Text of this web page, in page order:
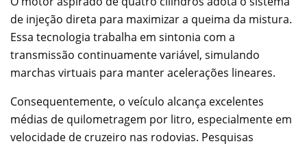
de injeção direta para maximizar a queima da mistura.
Essa tecnologia trabalha em sintonia com a
transmissão continuamente variável, simulando
marchas virtuais para manter acelerações lineares.
Consequentemente, o veículo alcança excelentes
médias de quilometragem por litro, especialmente em
velocidade de cruzeiro nas rodovias. Pesquisas